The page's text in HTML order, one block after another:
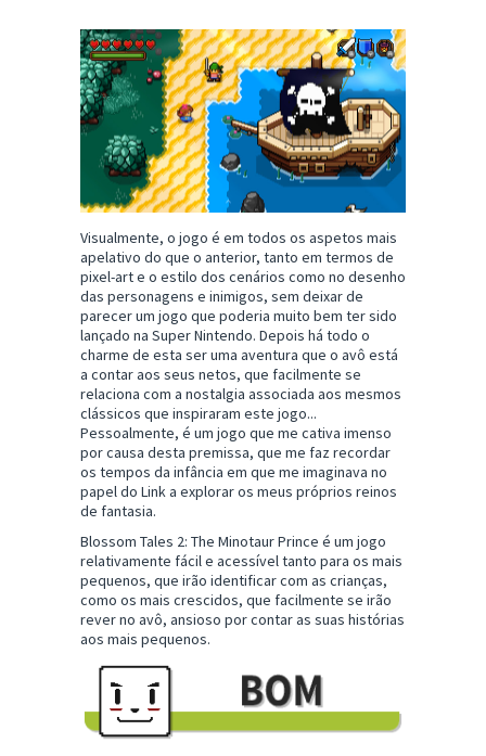
Visualmente, o jogo é em todos os aspetos mais
apelativo do que o anterior, tanto em termos de
pixel-art e o estilo dos cenários como no desenho
das personagens e inimigos, sem deixar de
parecer um jogo que poderia muito bem ter sido
lançado na Super Nintendo. Depois há todo o
charme de esta ser uma aventura que o avô está
a contar aos seus netos, que facilmente se
relaciona com a nostalgia associada aos mesmos
clássicos que inspiraram este jogo...
Pessoalmente, é um jogo que me cativa imenso
por causa desta premissa, que me faz recordar
os tempos da infância em que me imaginava no
papel do Link a explorar os meus próprios reinos
de fantasia.
Blossom Tales 2: The Minotaur Prince é um jogo
relativamente fácil e acessível tanto para os mais
pequenos, que irão identificar com as crianças,
como os mais crescidos, que facilmente se irão
rever no avô, ansioso por contar as suas histórias
aos mais pequenos.